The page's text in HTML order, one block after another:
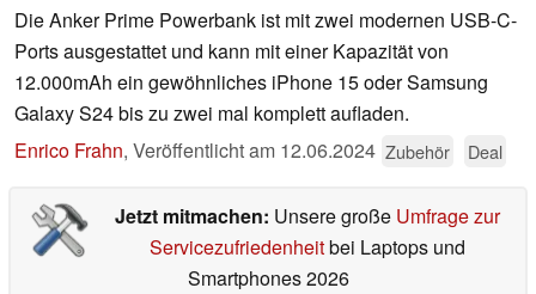
Die Anker Prime Powerbank ist mit zwei modernen USB-C-
Ports ausgestattet und kann mit einer Kapazität von
12.000mAh ein gewöhnliches iPhone 15 oder Samsung
Galaxy S24 bis zu zwei mal komplett aufladen.
Enrico Frahn, Veröffentlicht am 12.06.2024 Zubehör Deal
Jetzt mitmachen: Unsere große Umfrage zur
Servicezufriedenheitbei Laptops und
Smartphones 2026